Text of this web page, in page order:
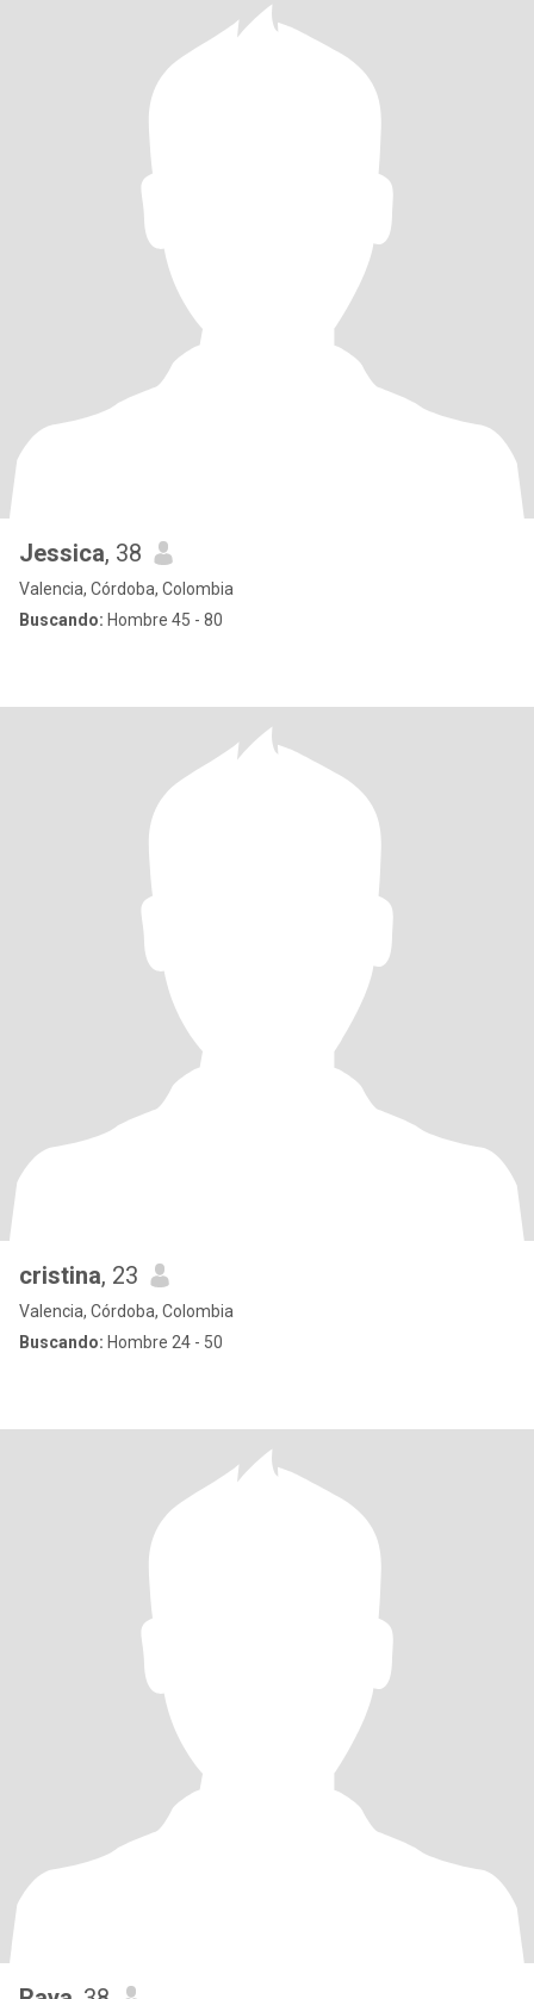
Jessica, 38
Valencia, Córdoba, Colombia
Buscando: Hombre 45 - 80
cristina, 23
Valencia, Córdoba, Colombia
Buscando: Hombre 24 - 50